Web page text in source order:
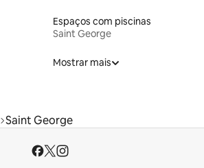
Espaços com piscinas
Saint George
Mostrar mais
Saint George